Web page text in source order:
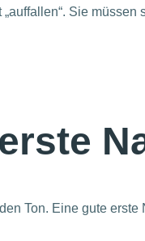
Sie
Ton. Eine gute